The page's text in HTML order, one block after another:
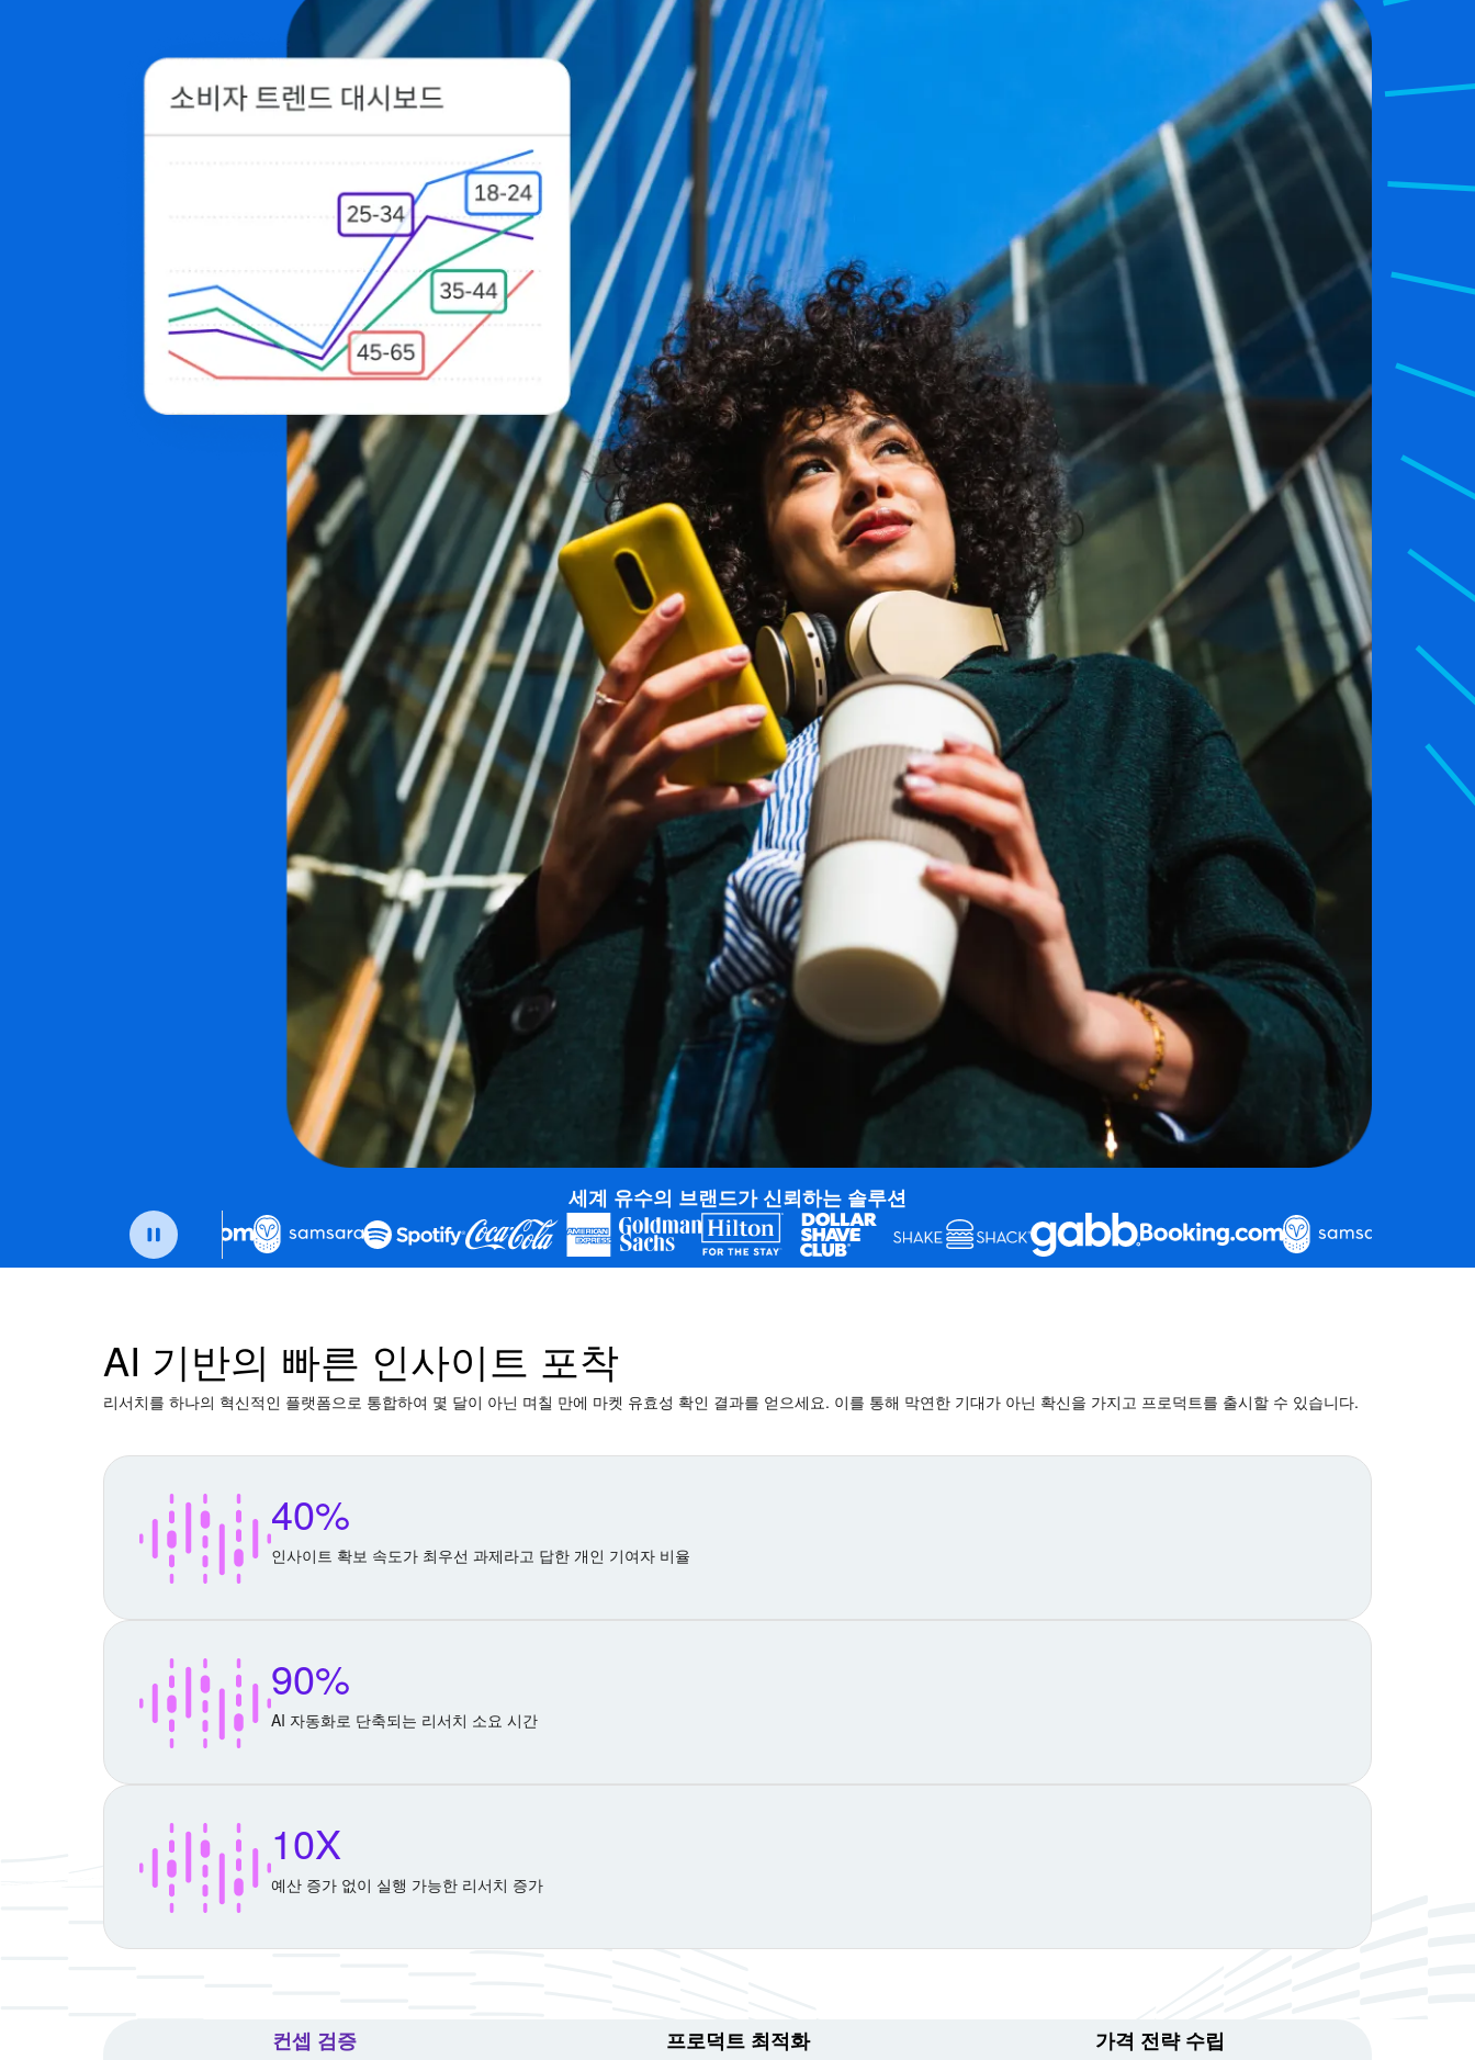
세계 유수의 브랜드가 신뢰하는 솔루션
AI 기반의 빠른 인사이트 포착
리서치를 하나의 혁신적인 플랫폼으로 통합하여 몇 달이 아닌 며칠 만에 마켓 유효성 확인 결과를 얻으세요. 이를 통해 막연한 기대가 아닌 확신을 가지고 프로덕트를 출시할 수 있습니다.
40%
인사이트 확보 속도가 최우선 과제라고 답한 개인 기여자 비율
90%
AI 자동화로 단축되는 리서치 소요 시간
10X
예산 증가 없이 실행 가능한 리서치 증가
컨셉 검증 프로덕트 최적화 가격 전략 수립